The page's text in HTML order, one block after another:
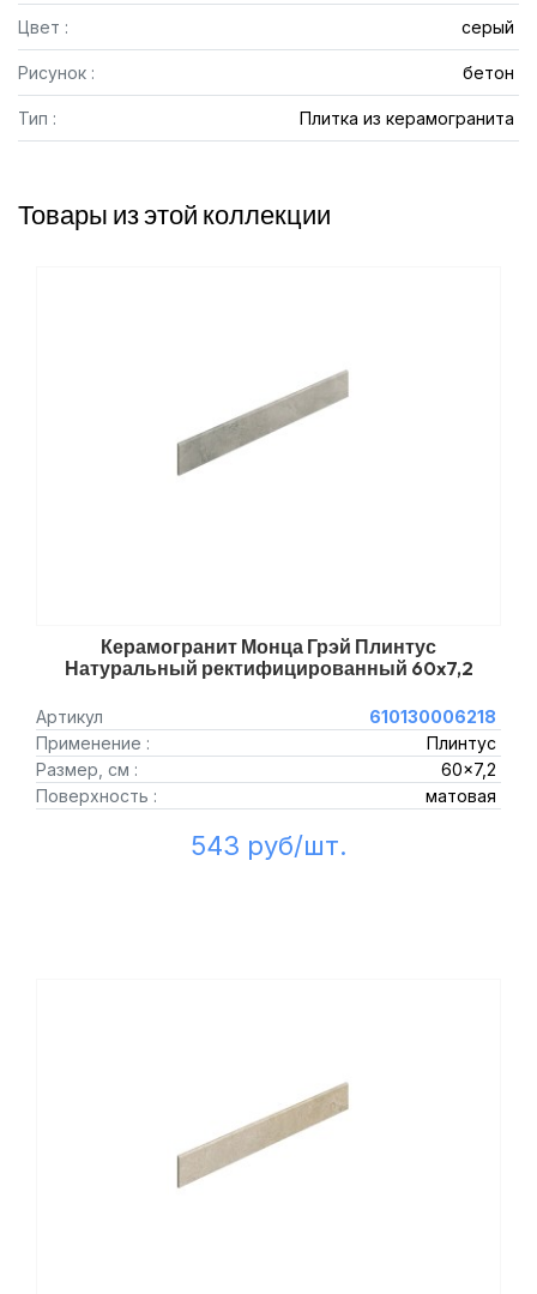
Цвет : серый
Рисунок : бетон
Тип : Плитка из керамогранита
Товары из этой коллекции
Керамогранит Монца Грэй Плинтус
Натуральный ректифицированный 60x7,2
Артикул
610130006218
Применение :
Плинтус
Размер, см :
60x7,2
Поверхность :
матовая
543 руб/шт.